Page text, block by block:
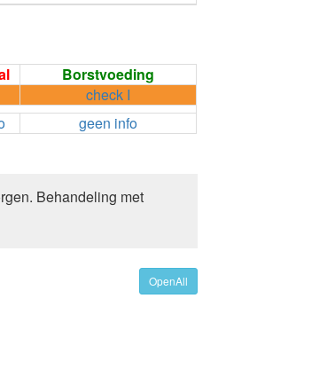
Borstvoeding
check I
geen info
Behandeling met
OpenAll